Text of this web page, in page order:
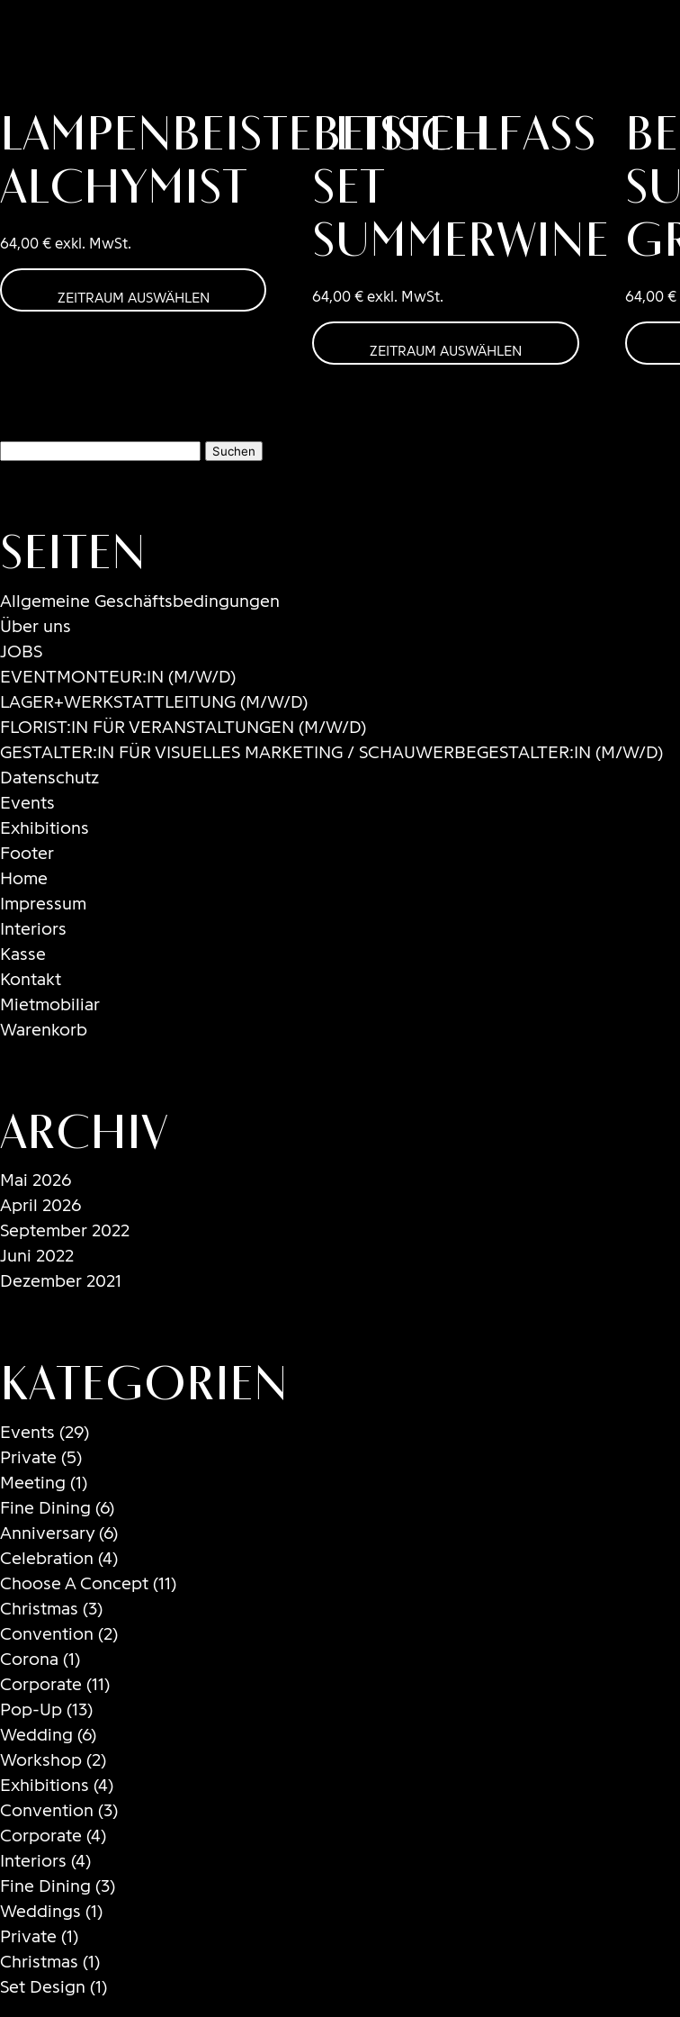
Lampenbeistelltisch
ALCHYMIST
64,00 € exkl. MwSt.
ZEITRAUM AUSWÄHLEN
Beistellfass
Set
SUMMERWINE
64,00€ exkl. MwSt.
ZEITRAUM AUSWÄHLEN
64,00 €
Suchen
Seiten
Allgemeine Geschäftsbedingungen
Über uns
JOBS
EVENTMONTEUR:IN (M/W/D)
LAGER+WERKSTATTLEITUNG (M/W/D)
FLORIST:IN FÜR VERANSTALTUNGEN (M/W/D)
GESTALTER:IN FÜR VISUELLES MARKETING / SCHAUWERBEGESTALTER:IN (M/W/D)
Datenschutz
Events
Exhibitions
Footer
Home
Impressum
Interiors
Kasse
Kontakt
Mietmobiliar
Warenkorb
Archiv
Mai 2026
April 2026
September 2022
Juni 2022
Dezember 2021
Kategorien
Events (29)
Private (5)
Meeting (1)
Fine Dining (6)
Anniversary(6)
Celebration (4)
Choose A Concept (11)
Christmas (3)
Convention (2)
Corona (1)
Corporate (11)
Pop-Up (13)
Wedding (6)
Workshop (2)
Exhibitions (4)
Convention (3)
Corporate (4)
Interiors (4)
Fine Dining (3)
Weddings (1)
Private (1)
Christmas (1)
Set Design (1)